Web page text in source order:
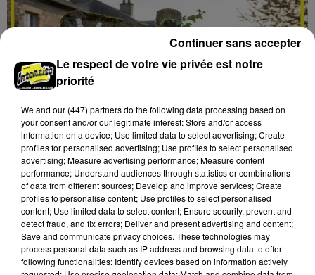
6 août 2026
LES ROCHES-L'ÉVÊQUE (41) - VIDE-
GRENIERS DE LA BERNACHE
Dimanche 27 septembre, Les Roches-l'Évêque (Loir-
Le respect de votre vie privée est notre
priorité
We and our (447) partnersdo the following data processing based on
your consent and/or our legitimate interest: Store and/or access
information on a device; Use limited data to select advertising; Create
profiles for personalised advertising; Use profiles to select personalised
advertising; Measure advertising performance; Measure content
performance; Understand audiences through statistics or combinations
of data from different sources; Develop and improve services; Create
profiles to personalise content; Use profiles to select personalised
content; Use limited data to select content; Ensure security, prevent and
detect fraud, and fix errors; Deliver and present advertising and content;
Save and communicate privacy choices. These technologies may
process personal data such as IP address and browsing data to offer
following functionalities: Identify devices based on information actively
Continuer sans accepter